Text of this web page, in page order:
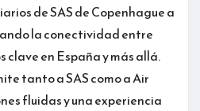
de SAS de Copenhague a
la conectividad entre
en España y más allá.
tanto a SAS como a Air
fluidas y una experiencia